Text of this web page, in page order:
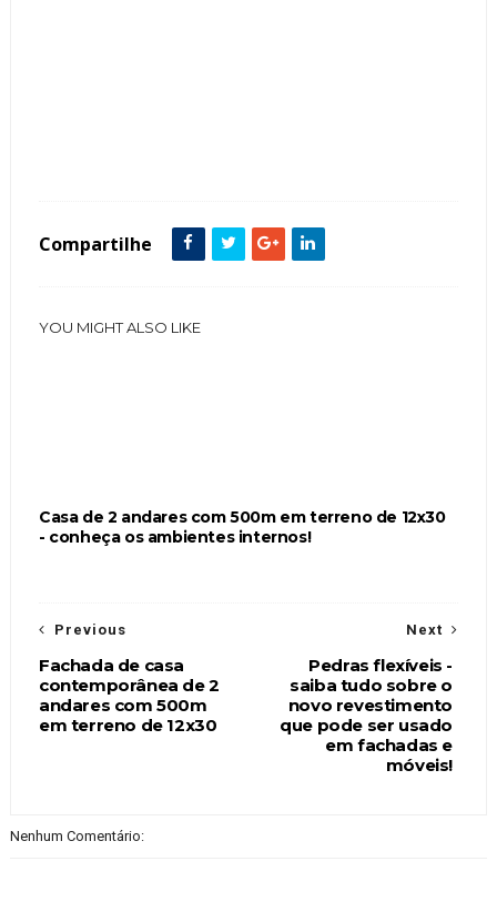
Compartilhe
YOU MIGHT ALSO LIKE
Casa de 2 andares com 500m em terreno de 12x30
- conheça os ambientes internos!
Next
Pedras flexíveis -
saiba tudo sobre o
novo revestimento
que pode ser usado
em fachadas e
móveis!
Previous
Fachada de casa
contemporânea de 2
andares com 500m
em terreno de 12x30
Nenhum Comentário: